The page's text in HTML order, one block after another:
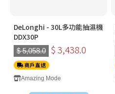
DeLonghi - 30L多功能抽濕機
DDX30P
$ 5,058.0 $ 3,438.0
商戶直送
Amazing Mode